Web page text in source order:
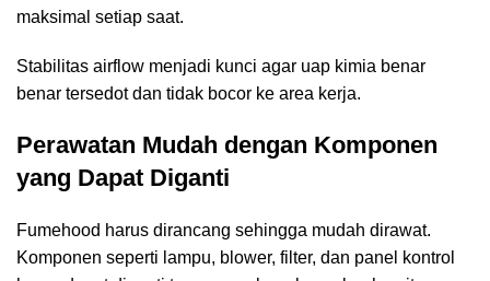
maksimal setiap saat.
Stabilitas airflow menjadi kunci agar uap kimia benar
benar tersedot dan tidak bocor ke area kerja.
Perawatan Mudah dengan Komponen
yang Dapat Diganti
Fumehood harus dirancang sehingga mudah dirawat.
Komponen seperti lampu, blower, filter, dan panel kontrol